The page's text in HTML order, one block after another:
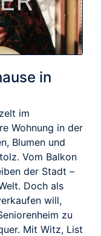
in
im
Wohnung in der
Blumen und
Vom Balkon
der Stadt –
Doch als
will,
zu
Mit Witz, List